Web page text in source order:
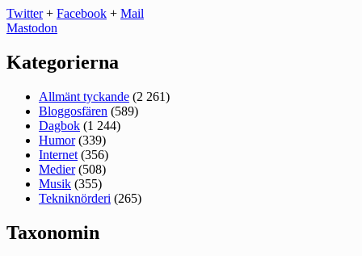
Twitter+ Facebook + Mail
Mastodon
Kategorierna
Allmänt tyckande (2 261)
Bloggosfären (589)
Dagbok (1 244)
Humor(339)
Internet (356)
Medier(508)
Musik (355)
Tekniknörderi (265)
Taxonomin